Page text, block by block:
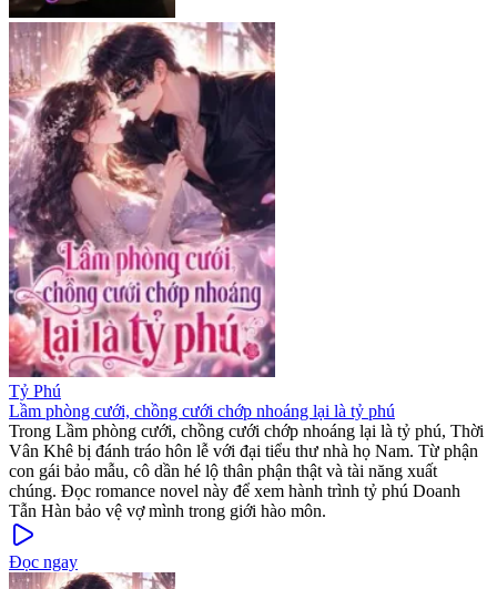
Tỷ Phú
Lầm phòng cưới, chồng cưới chớp nhoáng lại là tỷ phú
Trong Lầm phòng cưới, chồng cưới chớp nhoáng lại là tỷ phú, Thời
Vân Khê bị đánh tráo hôn lễ với đại tiểu thư nhà họ Nam. Từ phận
con gái bảo mẫu, cô dần hé lộ thân phận thật và tài năng xuất
chúng. Đọc romance novel này để xem hành trình tỷ phú Doanh
Tẫn Hàn bảo vệ vợ mình trong giới hào môn.
Đọc ngay